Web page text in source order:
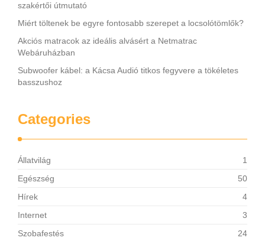
szakértői útmutató
Miért töltenek be egyre fontosabb szerepet a locsolótömlők?
Akciós matracok az ideális alvásért a Netmatrac
Webáruházban
Subwoofer kábel: a Kácsa Audió titkos fegyvere a tökéletes
basszushoz
Categories
Állatvilág
1
Egészség
50
Hírek
4
Internet
3
Szobafestés
24